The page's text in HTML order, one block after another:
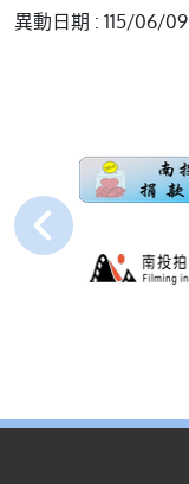
異動日期 : 115/06/09